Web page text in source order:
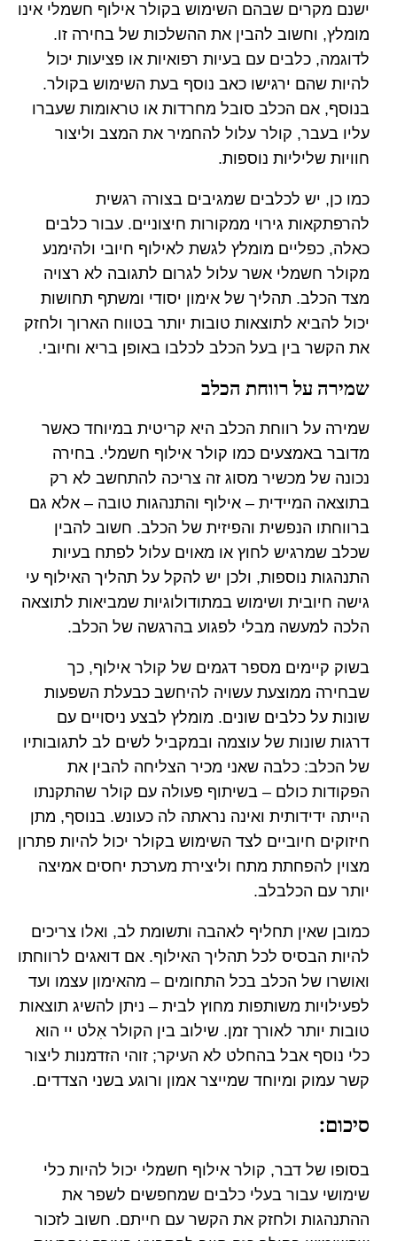
ישנם מקרים שבהם השימוש בקולר אילוף חשמלי אינו
מומלץ, וחשוב להבין את ההשלכות של בחירה זו.
לדוגמה, כלבים עם בעיות רפואיות או פציעות יכול
להיות שהם ירגישו כאב נוסף בעת השימוש בקולר.
בנוסף, אם הכלב סובל מחרדות או טראומות שעברו
עליו בעבר, קולר עלול להחמיר את המצב וליצור
חוויות שליליות נוספות.
כמו כן, יש לכלבים שמגיבים בצורה רגשית
להרפתקאות גירוי ממקורות חיצוניים. עבור כלבים
כאלה, כפליים מומלץ לגשת לאילוף חיובי ולהימנע
מקולר חשמלי אשר עלול לגרום לתגובה לא רצויה
מצד הכלב. תהליך של אימון יסודי ומשתף תחושות
יכול להביא לתוצאות טובות יותר בטווח הארוך ולחזק
את הקשר בין בעל הכלב לכלבו באופן בריא וחיובי.
שמירה על רווחת הכלב
שמירה על רווחת הכלב היא קריטית במיוחד כאשר
מדובר באמצעים כמו קולר אילוף חשמלי. בחירה
נכונה של מכשיר מסוג זה צריכה להתחשב לא רק
בתוצאה המיידית – אילוף והתנהגות טובה – אלא גם
ברווחתו הנפשית והפיזית של הכלב. חשוב להבין
שכלב שמרגיש לחוץ או מאוים עלול לפתח בעיות
התנהגות נוספות, ולכן יש להקל על תהליך האילוף עי
גישה חיובית ושימוש במתודולוגיות שמביאות לתוצאה
הלכה למעשה מבלי לפגוע בהרגשה של הכלב.
בשוק קיימים מספר דגמים של קולר אילוף, כך
שבחירה ממוצעת עשויה להיחשב כבעלת השפעות
שונות על כלבים שונים. מומלץ לבצע ניסויים עם
דרגות שונות של עוצמה ובמקביל לשים לב לתגובותיו
של הכלב: כלבה שאני מכיר הצליחה להבין את
הפקודות כולם – בשיתוף פעולה עם קולר שהתקנתו
הייתה ידידותית ואינה נראתה לה כעונש. בנוסף, מתן
חיזוקים חיוביים לצד השימוש בקולר יכול להיות פתרון
מצוין להפחתת מתח וליצירת מערכת יחסים אמיצה
יותר עם הכלבלב.
כמובן שאין תחליף לאהבה ותשומת לב, ואלו צריכים
להיות הבסיס לכל תהליך האילוף. אם דואגים לרווחתו
ואושרו של הכלב בכל התחומים – מהאימון עצמו ועד
לפעילויות משותפות מחוץ לבית – ניתן להשיג תוצאות
טובות יותר לאורך זמן. שילוב בין הקולר אִלט יי הוא
כלי נוסף אבל בהחלט לא העיקר; זוהי הזדמנות ליצור
קשר עמוק ומיוחד שמייצר אמון ורוגע בשני הצדדים.
סיכום:
בסופו של דבר, קולר אילוף חשמלי יכול להיות כלי
שימושי עבור בעלי כלבים שמחפשים לשפר את
ההתנהגות ולחזק את הקשר עם חייתם. חשוב לזכור